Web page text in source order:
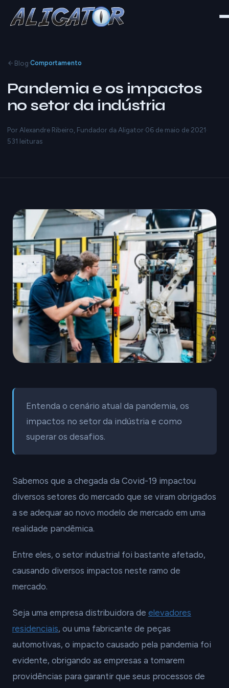
Blog·Comportamento
Pandemia e os impactos
no setor da indústria
Por Alexandre Ribeiro, Fundador da Aligator·06 de maio de 2021·
531 leituras
Entenda o cenário atual da pandemia, os
impactos no setor da indústria e como
superar os desafios.
Sabemos que a chegada da Covid-19 impactou
diversos setores do mercado que se viram obrigados
a se adequar ao novo modelo de mercado em uma
realidade pandêmica.
Entre eles, o setor industrial foi bastante afetado,
causando diversos impactos neste ramo de
mercado.
Seja uma empresa distribuidora de elevadores
residenciais, ou uma fabricante de peças
automotivas, o impacto causado pela pandemia foi
evidente, obrigando as empresas a tomarem
providências para garantir que seus processos de